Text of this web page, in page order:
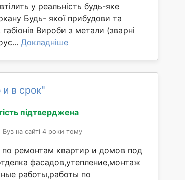
у реальність будь-яке
Будь- якої прибудови та
Вироби з метали (зварні
Докладніше
в срок"
підтверджена
Був на сайті 4 роки тому
ремонтам квартир и домов под
фасадов,утепление,монтаж
работы,работы по